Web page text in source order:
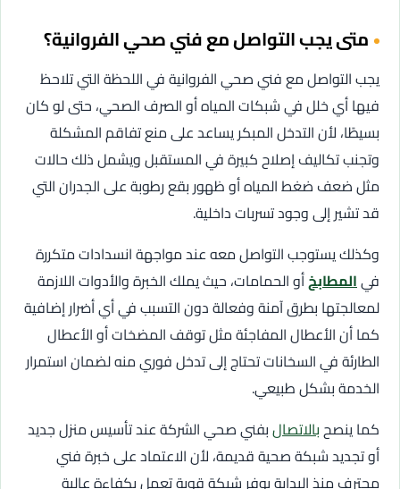
متى يجب التواصل مع فني صحي الفروانية؟
يجب التواصل مع فني صحي الفروانية في اللحظة التي تلاحظ
فيها أي خلل في شبكات المياه أو الصرف الصحي، حتى لو كان
بسيطًا، لأن التدخل المبكر يساعد على منع تفاقم المشكلة
وتجنب تكاليف إصلاح كبيرة في المستقبل ويشمل ذلك حالات
مثل ضعف ضغط المياه أو ظهور بقع رطوبة على الجدران التي
قد تشير إلى وجود تسربات داخلية.
وكذلك يستوجب التواصل معه عند مواجهة انسدادات متكررة
فيالمطابخأو الحمامات، حيث يملك الخبرة والأدوات اللازمة
لمعالجتها بطرق آمنة وفعالة دون التسبب في أي أضرار إضافية
كما أن الأعطال المفاجئة مثل توقف المضخات أو الأعطال
الطارئة في السخانات تحتاج إلى تدخل فوري منه لضمان استمرار
الخدمة بشكل طبيعي.
كما ينصحبالاتصالبفني صحي الشركة عند تأسيس منزل جديد
أو تجديد شبكة صحية قديمة، لأن الاعتماد على خبرة فني
محترف منذ البداية يوفر شبكة قوية تعمل بكفاءة عالية